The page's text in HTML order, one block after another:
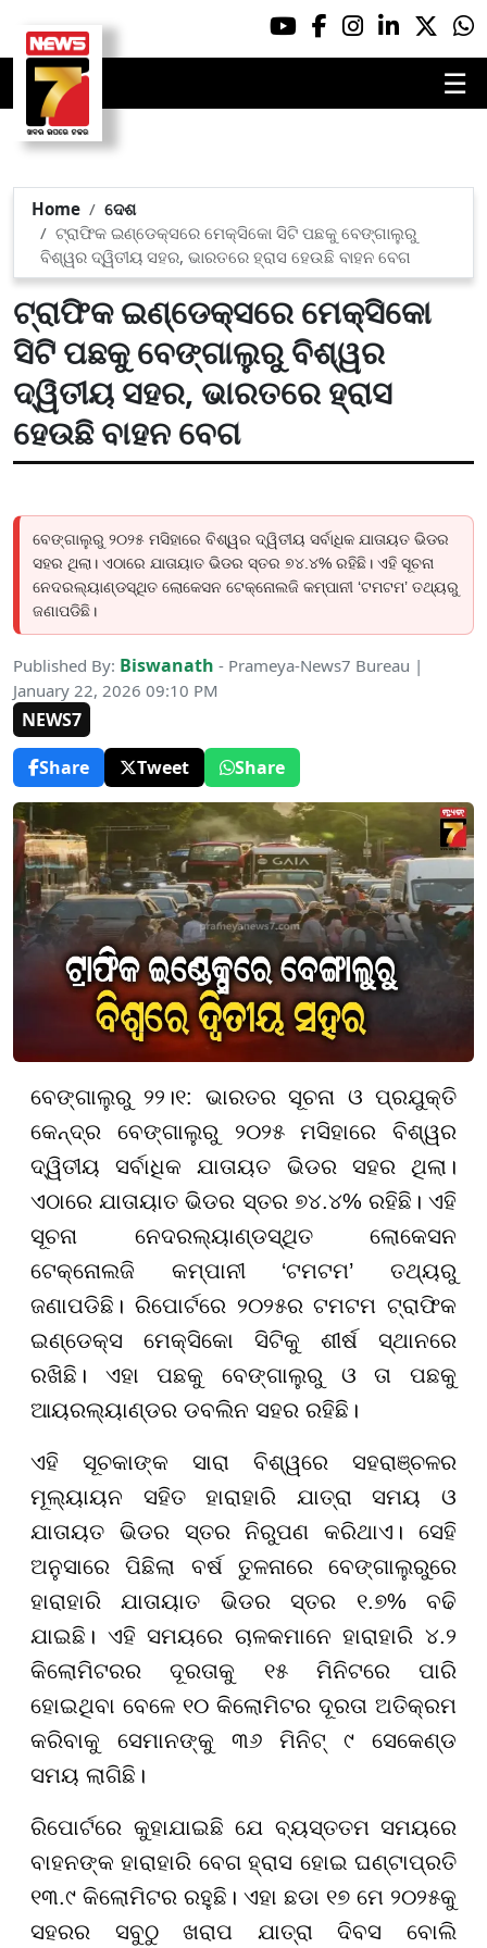
☰
Home
ଦେଶ
ଟ୍ରାଫିକ ଇଣ୍ଡେକ୍ସରେ ମେକ୍ସିକୋ ସିଟି ପଛକୁ ବେଙ୍ଗାଲୁରୁ
ବିଶ୍ୱର ଦ୍ୱିତୀୟ ସହର, ଭାରତରେ ହ୍ରାସ ହେଉଛି ବାହନ ବେଗ
ଟ୍ରାଫିକ ଇଣ୍ଡେକ୍ସରେ ମେକ୍ସିକୋ
ସିଟି ପଛକୁ ବେଙ୍ଗାଲୁରୁ ବିଶ୍ୱର
ଦ୍ୱିତୀୟ ସହର, ଭାରତରେ ହ୍ରାସ
ହେଉଛି ବାହନ ବେଗ
ବେଙ୍ଗାଲୁରୁ ୨୦୨୫ ମସିହାରେ ବିଶ୍ୱର ଦ୍ୱିତୀୟ ସର୍ବାଧିକ ଯାତାୟତ ଭିଡର
ସହର ଥିଲା। ଏଠାରେ ଯାତାୟାତ ଭିଡର ସ୍ତର ୭୪.୪% ରହିଛି। ଏହି ସୂଚନା
ନେଦରଲ୍ୟାଣ୍ଡସ୍ଥିତ ଲୋକେସନ ଟେକ୍ନୋଲଜି କମ୍ପାନୀ ‘ଟମଟମ’ ତଥ୍ୟରୁ
ଜଣାପଡିଛି।
Published By: Biswanath - Prameya-News7 Bureau |
January 22, 2026 09:10 PM
NEWS7
Share
Tweet Share
ବେଙ୍ଗାଲୁରୁ ୨୨।୧: ଭାରତର ସୂଚନା ଓ ପ୍ରଯୁକ୍ତି
କେନ୍ଦ୍ର ବେଙ୍ଗାଲୁରୁ ୨୦୨୫ ମସିହାରେ ବିଶ୍ୱର
ଦ୍ୱିତୀୟ ସର୍ବାଧିକ ଯାତାୟତ ଭିଡର ସହର ଥିଲା।
ଏଠାରେ ଯାତାୟାତ ଭିଡର ସ୍ତର ୭୪.୪% ରହିଛି। ଏହି
ସୂଚନା ନେଦରଲ୍ୟାଣ୍ଡସ୍ଥିତ ଲୋକେସନ
ଟେକ୍ନୋଲଜି କମ୍ପାନୀ ‘ଟମଟମ’ ତଥ୍ୟରୁ
ଜଣାପଡିଛି। ରିପୋର୍ଟରେ ୨୦୨୫ର ଟମଟମ ଟ୍ରାଫିକ
ଇଣ୍ଡେକ୍ସ ମେକ୍ସିକୋ ସିଟିକୁ ଶୀର୍ଷ ସ୍ଥାନରେ
ରଖିଛି। ଏହା ପଛକୁ ବେଙ୍ଗାଲୁରୁ ଓ ତା ପଛକୁ
ଆୟରଲ୍ୟାଣ୍ଡର ଡବଲିନ ସହର ରହିଛି।
ଏହି ସୂଚକାଙ୍କ ସାରା ବିଶ୍ୱରେ ସହରାଞ୍ଚଳର
ମୂଲ୍ୟାୟନ ସହିତ ହାରାହାରି ଯାତ୍ରା ସମୟ ଓ
ଯାତାୟତ ଭିଡର ସ୍ତର ନିରୁପଣ କରିଥାଏ। ସେହି
ଅନୁସାରେ ପିଛିଲା ବର୍ଷ ତୁଳନାରେ ବେଙ୍ଗାଲୁରୁରେ
ହାରାହାରି ଯାତାୟାତ ଭିଡର ସ୍ତର ୧.୭% ବଢି
ଯାଇଛି। ଏହି ସମୟରେ ଚାଳକମାନେ ହାରାହାରି ୪.୨
କିଲୋମିଟରର ଦୂରତାକୁ ୧୫ ମିନିଟରେ ପାରି
ହୋଇଥିବା ବେଳେ ୧୦ କିଲୋମିଟର ଦୂରତା ଅତିକ୍ରମ
କରିବାକୁ ସେମାନଙ୍କୁ ୩୬ ମିନିଟ୍ ୯ ସେକେଣ୍ଡ
ସମୟ ଲାଗିଛି।
ରିପୋର୍ଟରେ କୁହାଯାଇଛି ଯେ ବ୍ୟସ୍ତତମ ସମୟରେ
ବାହନଙ୍କ ହାରାହାରି ବେଗ ହ୍ରାସ ହୋଇ ଘଣ୍ଟାପ୍ରତି
୧୩.୯ କିଲୋମିଟର ରହୁଛି। ଏହା ଛଡା ୧୭ ମେ ୨୦୨୫କୁ
ସହରର ସବୁଠୁ ଖରାପ ଯାତ୍ରା ଦିବସ ବୋଲି